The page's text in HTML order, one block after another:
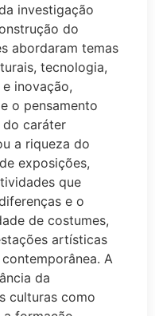
investigação
do
abordaram temas
tecnologia,
inovação,
o pensamento
caráter
a riqueza do
exposições,
que
e o
de costumes,
artísticas
A
da
culturas como